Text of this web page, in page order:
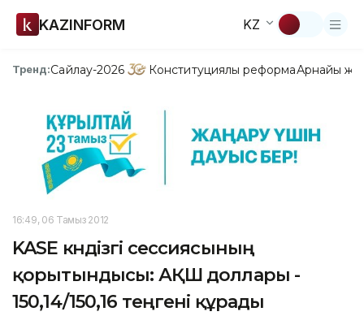
KAZINFORM KZ
Тренд:Сайлау-2026 Конституциялық реформаАрнайы
16:49, 06 Тамыз 2012
KASE күндізгі сессиясының
қорытындысы: АҚШ доллары -
150,14/150,16 теңгені құрады